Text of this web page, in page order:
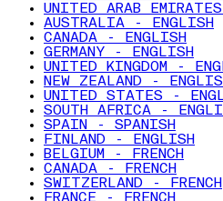
UNITED ARAB
AUSTRALIA - ENGLISH
CANADA - ENGLISH
GERMANY - ENGLISH
UNITED KINGDOM -
NEW ZEALAND -
UNITED STATES -
SOUTH AFRICA -
SPAIN - SPANISH
FINLAND - ENGLISH
BELGIUM - FRENCH
CANADA - FRENCH
SWITZERLAND - FRENCH